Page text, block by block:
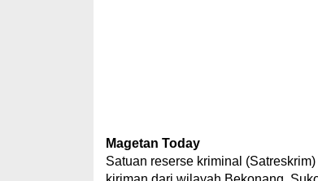
Magetan Today
Satuan reserse kriminal